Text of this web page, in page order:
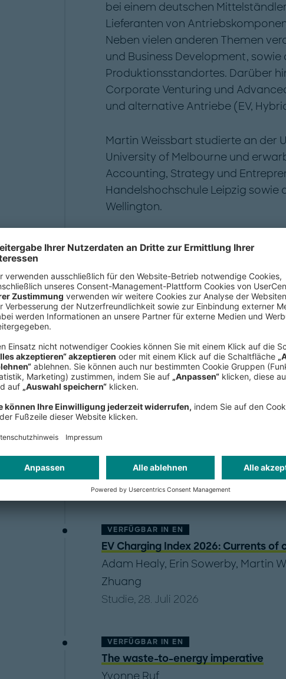
bei einem deutschen
Lieferanten von
Neben vielen anderen Themen
und Business Development, sowie
Produktionsstandortes. Darüber
Corporate Venturing und
und alternative Antriebe (EV,
Martin Weissbart studierte an der
University of Melbourne und
Accounting, Strategy und
Handelshochschule Leipzig sowie
Wellington.
im Bereich der
der Investitionslandschaft.
Publikationen
VERFÜGBAR IN EN
EV Charging Index 2026: Currents of
Adam Healy, Erin Sowerby, Martin
Zhuang
Studie, 28. Juli 2026
VERFÜGBAR IN EN
The waste-to-energy imperative
Yvonne Ruf